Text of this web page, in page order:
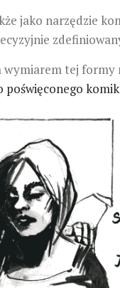
jako narzędzie
tej